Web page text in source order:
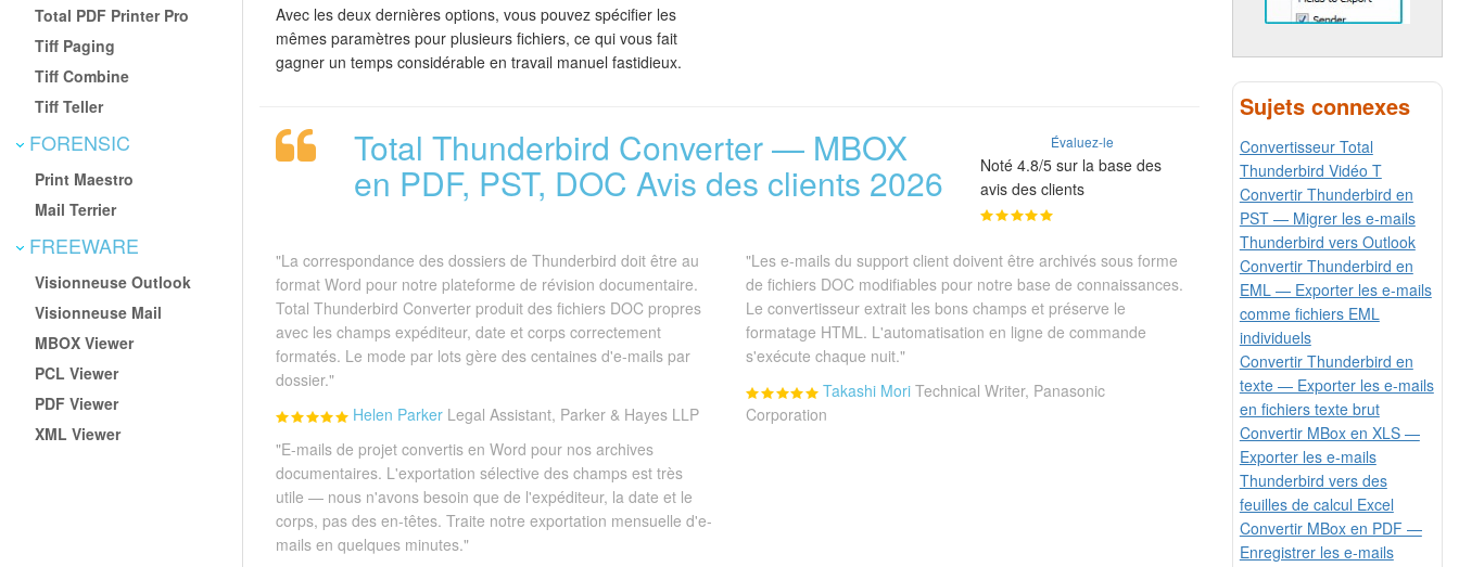
Total PDF Printer Pro
Tiff Paging
Tiff Combine
Tiff Teller
FORENSIC
Print Maestro
Mail Terrier
FREEWARE
Visionneuse Outlook
Visionneuse Mail
MBOX Viewer
PCL Viewer
PDF Viewer
XML Viewer
Avec les deux dernières options, vous pouvez spécifier les
mêmes paramètres pour plusieurs fichiers, ce qui vous fait
gagner un temps considérable en travail manuel fastidieux.
Total Thunderbird Converter — MBOX
en PDF, PST, DOC Avis des clients 2026
Évaluez-le
Noté 4.8/5 sur la base des
avis des clients
"La correspondance des dossiers de Thunderbird doit être au
format Word pour notre plateforme de révision documentaire.
Total Thunderbird Converter produit des fichiers DOC propres
avec les champs expéditeur, date et corps correctement
formatés. Le mode par lots gère des centaines d'e-mails par
dossier."
Helen Parker Legal Assistant, Parker & Hayes LLP
"Les e-mails du support client doivent être archivés sous forme
de fichiers DOC modifiables pour notre base de connaissances.
Le convertisseur extrait les bons champs et préserve le
formatage HTML. L'automatisation en ligne de commande
s'exécute chaque nuit."
Takashi Mori Technical Writer, Panasonic
Corporation
"E-mails de projet convertis en Word pour nos archives
documentaires. L'exportation sélective des champs est très
utile — nous n'avons besoin que de l'expéditeur, la date et le
corps, pas des en-têtes. Traite notre exportation mensuelle d'e-
mails en quelques minutes."
Sujets connexes
Convertisseur Total
Thunderbird Vidéo T
Convertir Thunderbird en
PST — Migrer les e-mails
Thunderbird vers Outlook
Convertir Thunderbird en
EML — Exporter les e-mails
comme fichiers EML
individuels
Convertir Thunderbird en
texte — Exporter les e-mails
en fichiers texte brut
Convertir MBox en XLS —
Exporter les e-mails
Thunderbird vers des
feuilles de calcul Excel
Convertir MBox en PDF —
Enregistrer les e-mails